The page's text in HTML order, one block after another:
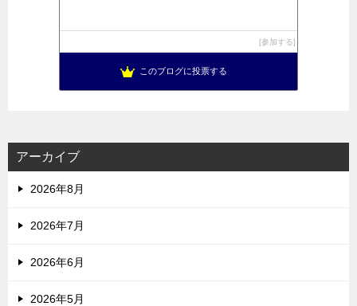
参加する
このブログに投票する
アーカイブ
2026年8月
2026年7月
2026年6月
2026年5月